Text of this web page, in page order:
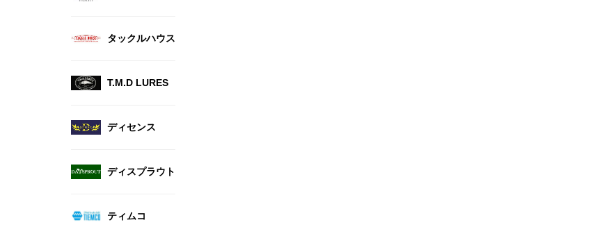
タックルハウス
T.M.D LURES
ディセンス
ディスプラウト
ティムコ